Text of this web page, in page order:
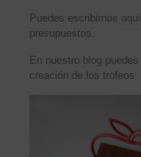
Puedes escribirnos aquí
presupuestos.
En nuestro blog
creación de los trofeos.